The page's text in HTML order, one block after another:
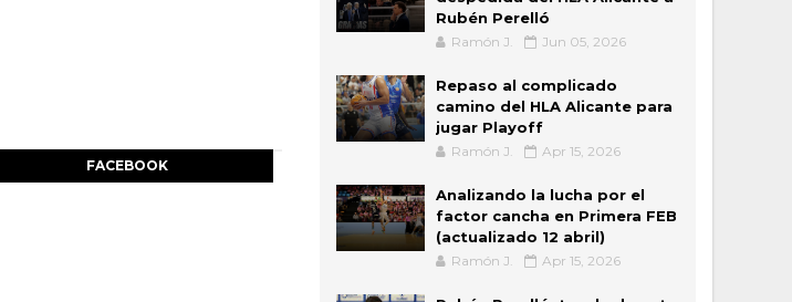
FACEBOOK
Rubén Perelló
Ramón J. Jun 05, 2026
Repaso al complicado
camino del HLA Alicante para
jugar Playoff
Ramón J. Apr 15, 2026
Analizando la lucha por el
factor cancha en Primera FEB
(actualizado 12 abril)
Ramón J. Apr 15, 2026